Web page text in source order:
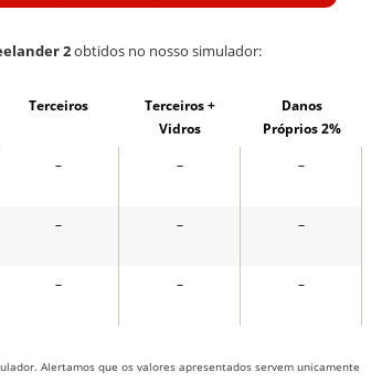
2obtidos no nosso simulador:
Terceiros
Terceiros +
Vidros
Danos
Próprios 2%
– – –
– – –
– – –
Alertamos que os valores apresentados servem unicamente